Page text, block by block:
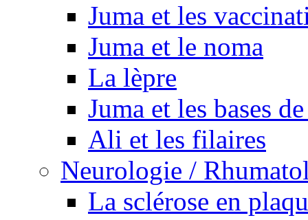
Juma et les
Juma et le noma
La lèpre
Juma et les bases
Ali et les filaires
Neurologie /
La sclérose en